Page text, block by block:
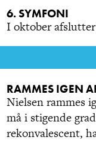
6. SYMFONI
I oktober
RAMMES IGEN
Nielsen rammes
må i stigende
rekonvalescent,